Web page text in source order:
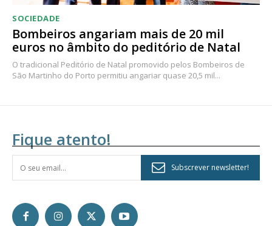
SOCIEDADE
Bombeiros angariam mais de 20 mil
euros no âmbito do peditório de Natal
O tradicional Peditório de Natal promovido pelos Bombeiros de
São Martinho do Porto permitiu angariar quase 20,5 mil...
Fique atento!
Subscrever newsletter!